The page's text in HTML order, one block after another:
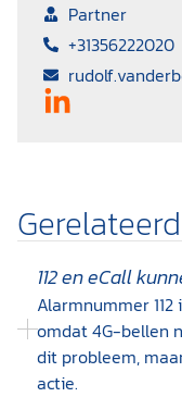
Partner
+31356222020
Gerelateerd
112 en eCall
Alarmnummer
omdat 4G-bellen
dit probleem,
actie.